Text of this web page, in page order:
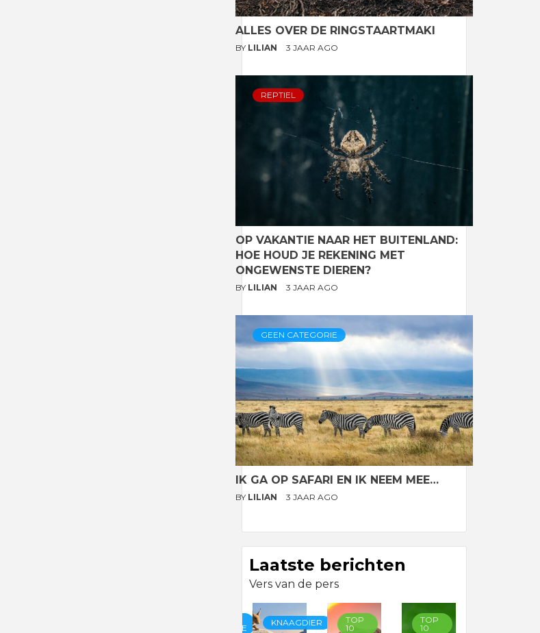
ALLES OVER DE RINGSTAARTMAKI
BY LILIAN 3 JAAR AGO
REPTIEL
OP VAKANTIE NAAR HET BUITENLAND:
HOE HOUD JE REKENING MET
ONGEWENSTE DIEREN?
BY LILIAN 3 JAAR AGO
GEEN CATEGORIE
IK GA OP SAFARI EN IK NEEM MEE…
BY LILIAN 3 JAAR AGO
Laatste berichten
Vers van de pers
CATEGORIE
KNAAGDIER
TOP
10
TOP
10